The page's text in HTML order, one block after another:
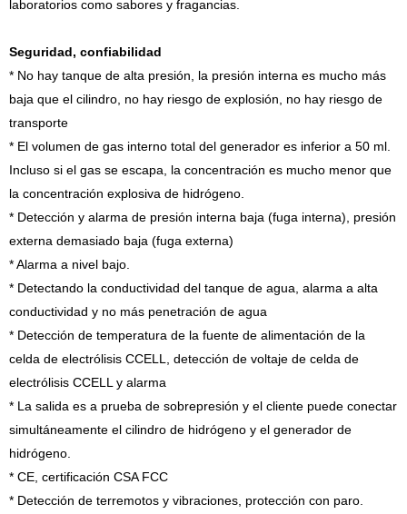
laboratorios como sabores y fragancias.
Seguridad, confiabilidad
* No hay tanque de alta presión, la presión interna es mucho más
baja que el cilindro, no hay riesgo de explosión, no hay riesgo de
transporte
* El volumen de gas interno total del generador es inferior a 50 ml.
Incluso si el gas se escapa, la concentración es mucho menor que
la concentración explosiva de hidrógeno.
* Detección y alarma de presión interna baja (fuga interna), presión
externa demasiado baja (fuga externa)
* Alarma a nivel bajo.
* Detectando la conductividad del tanque de agua, alarma a alta
conductividad y no más penetración de agua
* Detección de temperatura de la fuente de alimentación de la
celda de electrólisis CCELL, detección de voltaje de celda de
electrólisis CCELL y alarma
* La salida es a prueba de sobrepresión y el cliente puede conectar
simultáneamente el cilindro de hidrógeno y el generador de
hidrógeno.
* CE, certificación CSA FCC
* Detección de terremotos y vibraciones, protección con paro.